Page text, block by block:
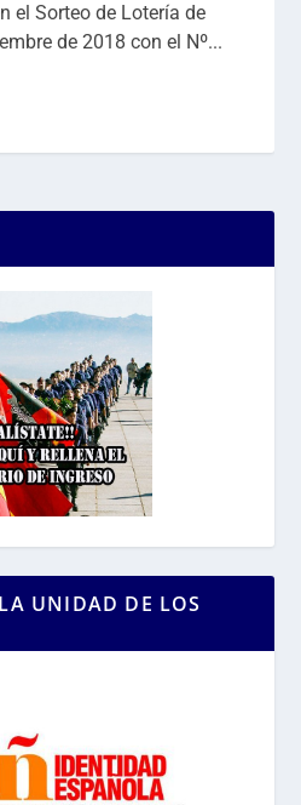
el Sorteo de Lotería de
de 2018 con el Nº...
UNIDAD DE LOS